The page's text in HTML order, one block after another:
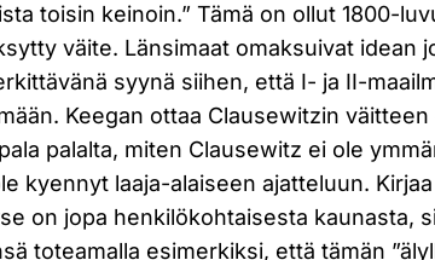
toisin keinoin.” Tämä on ollut 1800-
väite. Länsimaat omaksuivat idean
syynä siihen, että I- ja II-
Keegan ottaa Clausewitzin
palalta, miten Clausewitz ei ole
kyennyt laaja-alaiseen ajatteluun.
on jopa henkilökohtaisesta kaunasta,
toteamalla esimerkiksi, että tämän